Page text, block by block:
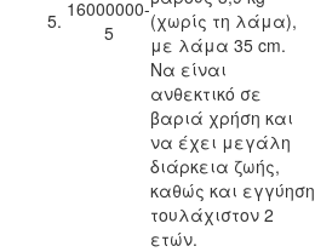
5. 16000000-
5
(χωρίς τη λάμα),
με λάμα 35 cm.
Να είναι
ανθεκτικό σε
βαριά χρήση και
να έχει μεγάλη
διάρκεια ζωής,
καθώς και εγγύηση
τουλάχιστον 2
ετών.